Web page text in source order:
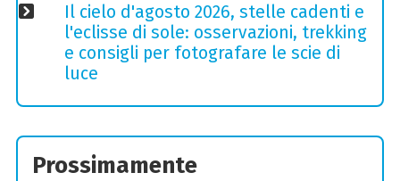
Il cielo d'agosto 2026, stelle cadenti e
l'eclisse di sole: osservazioni, trekking
e consigli per fotografare le scie di
luce
Prossimamente